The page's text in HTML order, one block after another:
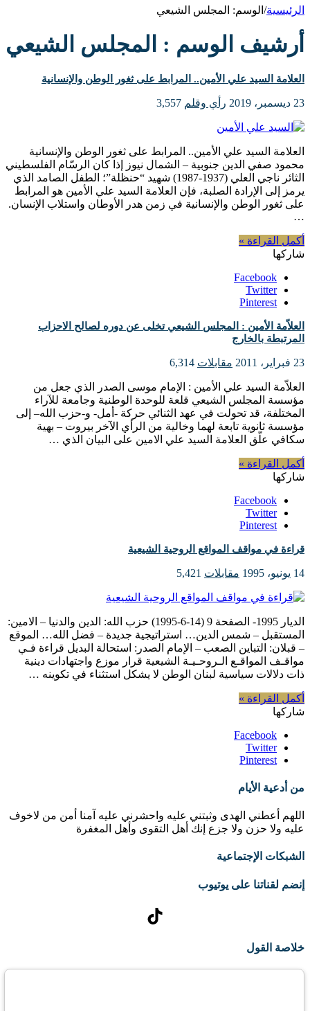
الرئيسية/ الوسم: المجلس الشيعي
أرشيف الوسم : المجلس الشيعي
العلامة السيد علي الأمين.. المرابط على ثغور الوطن والإنسانية
23 ديسمبر، 2019 رأي وقلم 3,557
العلامة السيد علي الأمين.. المرابط على ثغور الوطن والإنسانية
محمود صفي الدين جنوبية – الشمال نيوز إذا كان الرسّام الفلسطيني
الثائر ناجي العلي (1937-1987) شهيد “حنظلة”؛ الطفل الصامد الذي
يرمز إلى الإرادة الصلبة، فإن العلامة السيد علي الأمين هو المرابط
على ثغور الوطن والإنسانية في زمن هدر الأوطان واستلاب الإنسان.
…
أكمل القراءة »
شاركها
Facebook
Twitter
Pinterest
العلاّمة الأمين : المجلس الشيعي تخلى عن دوره لصالح الاحزاب
المرتبطة بالخارج
23 فبراير، 2011 مقابلات 6,314
العلاّمة السيد علي الأمين : الإمام موسى الصدر الذي جعل من
مؤسسة المجلس الشيعي قلعة للوحدة الوطنية وجامعة للآراء
المختلفة، قد تحولت في عهد الثنائي حركة -أمل- و-حزب الله– إلى
مؤسسة ثانوية تابعة لهما وخالية من الرأي الآخر بيروت – بهية
سكافي علّق العلامة السيد علي الامين على البيان الذي …
أكمل القراءة »
شاركها
Facebook
Twitter
Pinterest
قراءة في مواقف المواقع الروحية الشيعية
14 يونيو، 1995 مقابلات 5,421
الديار 1995- الصفحة 9 (14-6-1995) حزب الله: الدين والدنيا – الامين:
المستقبل – شمس الدين… استراتيجية جديدة – فضل الله… الموقع
– قبلان: التباين الصعب – الإمام الصدر: استحالة البديل قراءة فـي
مواقـف المواقـع الـروحـيـة الشيعية قرار موزع واجتهادات دينية
ذات دلالات سياسية لبنان الوطن لا يشكل استثناء في تكوينه …
أكمل القراءة »
شاركها
Facebook
Twitter
Pinterest
من أدعية الأيام
اللهم أعطني الهدى وثبتني عليه واحشرني عليه آمنا أمن من لاخوف
عليه ولا حزن ولا جزع إنك أهل التقوى وأهل المغفرة
الشبكات الإجتماعية
إنضم لقناتنا على يوتيوب
تيك توك
خلاصة القول